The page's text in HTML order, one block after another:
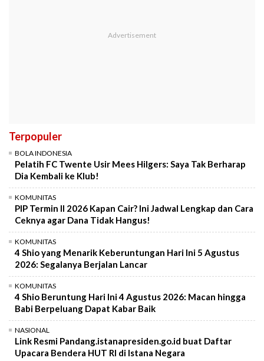
Terpopuler
BOLA INDONESIA
Pelatih FC Twente Usir Mees Hilgers: Saya Tak Berharap
Dia Kembali ke Klub!
KOMUNITAS
PIP Termin II 2026 Kapan Cair? Ini Jadwal Lengkap dan Cara
Ceknya agar Dana Tidak Hangus!
KOMUNITAS
4 Shio yang Menarik Keberuntungan Hari Ini 5 Agustus
2026: Segalanya Berjalan Lancar
KOMUNITAS
4 Shio Beruntung Hari Ini 4 Agustus 2026: Macan hingga
Babi Berpeluang Dapat Kabar Baik
NASIONAL
Link Resmi Pandang.istanapresiden.go.id buat Daftar
Upacara Bendera HUT RI di Istana Negara